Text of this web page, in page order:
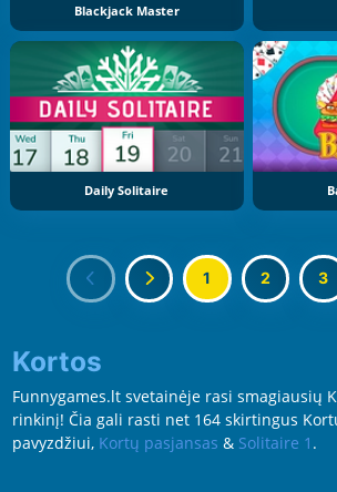
Blackjack Master
Daily Solitaire
1 2 3
Kortos
Funnygames.lt svetainėje rasi smagiausių
rinkinį! Čia gali rasti net 164 skirtingus
pavyzdžiui, Kortų pasjansas & Solitaire 1 .